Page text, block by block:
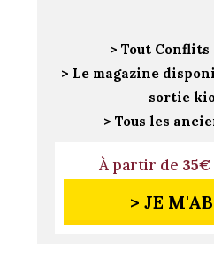
> Tout
> Le magazine
sortie
> Tous les
À partir de 35€
> JE